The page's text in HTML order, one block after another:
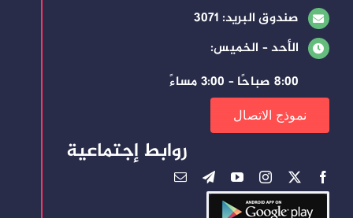
صندوق البريد: 3071
الأحد – الخميس:
8:00 صباحًا – 3:00 مساءً
نموذج الاتصال
روابط إجتماعية